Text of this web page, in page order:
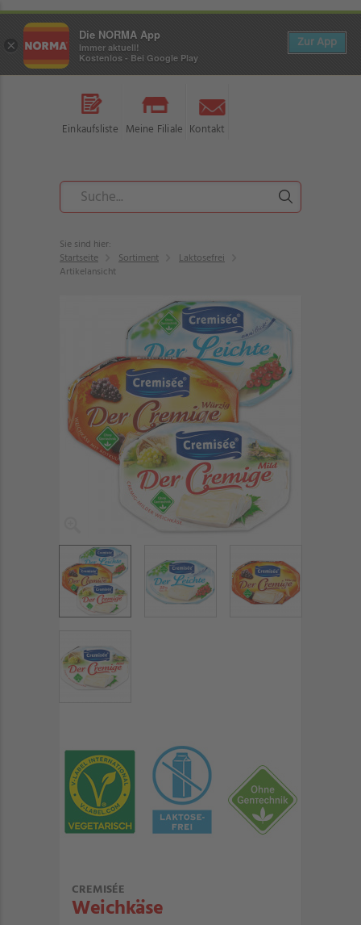
Einkaufsliste Meine Filiale Kontakt
Sie sind hier:
Startseite
Sortiment
Laktosefrei
Artikelansicht
CREMISÉE
Weichkäse
×
Die NORMA App
Immer aktuell!
Kostenlos - Bei Google Play
Zur App